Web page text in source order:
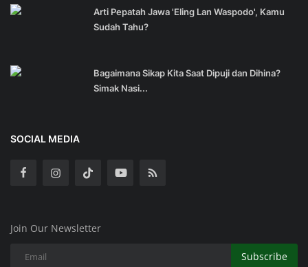
Arti Pepatah Jawa 'Eling Lan Waspodo', Kamu
Sudah Tahu?
Bagaimana Sikap Kita Saat Dipuji dan Dihina?
Simak Nasi...
SOCIAL MEDIA
Join Our Newsletter
Subscribe